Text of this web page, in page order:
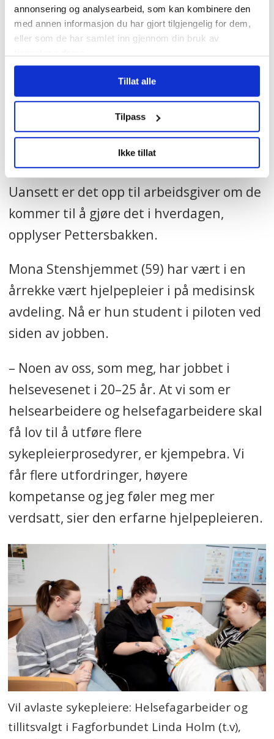
annonsering og analysearbeid, som kan kombinere den
med annen informasjon du har gjort tilgjengelig for dem,
eller som de har samlet inn gjennom din bruk av
Tillat alle
Tilpass
Ikke tillat
helsefagarbeidere finnes ikke i
Norge i dag, mens de tekniske
fagene har hatt dette i mange år.
• Studiet består av to deler på 60
studiepoeng hver, som til sammen
vil gi 120 studiepoeng.
• Målgruppa for studiet er
helsearbeidere i
kommunehelsetjenesten og
spesialisthelsetjenesten.
Kilder: Fagskolen
Innlandet/Høyskolesenteret
Kongsvinger
Kristin Svorte
har fått opplæring på arbeidsplassen sin i
sykepleieroppgaver, men utdannelsen vil
gi en formell kompetanse. For andre her
er det første gang de gjør disse
Uansett er det opp til arbeidsgiver om de
kommer til å gjøre det i hverdagen,
opplyser Pettersbakken.
Mona Stenshjemmet (59) har vært i en
årrekke vært hjelpepleier i på medisinsk
avdeling. Nå er hun student i piloten ved
siden av jobben.
– Noen av oss, som meg, har jobbet i
helsevesenet i 20–25 år. At vi som er
helsearbeidere og helsefagarbeidere skal
få lov til å utføre flere
sykepleierprosedyrer, er kjempebra. Vi
får flere utfordringer, høyere
kompetanse og jeg føler meg mer
verdsatt, sier den erfarne hjelpepleieren.
Vil avlaste sykepleiere: Helsefagarbeider og
tillitsvalgt i Fagforbundet Linda Holm (t.v),